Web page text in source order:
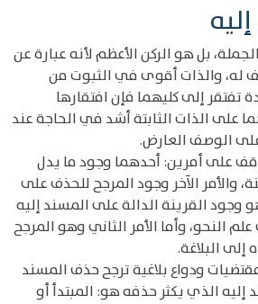
بل هو الركن الأعظم لأنه عبارة عن
له، والذات أقوى في الثبوت من
تفتقر إلى كليهما فإن افتقارها
على الذات الثابتة أشد في الحاجة عند
الوصف العارض.
على أمرين: أحدهما وجود ما يدل
والأمر الآخر وجود المرجح للحذف على
وجود القرينة الدالة على المسند إليه
النحو، وأما الأمر الثاني وهو المرجح
البلاغة.
ودواع بلاغية ترجح حذف المسند
إليه الذي يكثر حذفه هو: المبتدأ أو